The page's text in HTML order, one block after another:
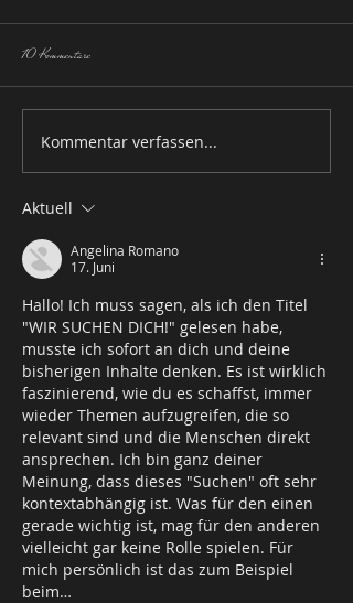
10 Kommentare
Kommentar verfassen...
Aktuell
Angelina Romano
17. Juni
Hallo! Ich muss sagen, als ich den Titel
"WIR SUCHEN DICH!" gelesen habe,
musste ich sofort an dich und deine
bisherigen Inhalte denken. Es ist wirklich
faszinierend, wie du es schaffst, immer
wieder Themen aufzugreifen, die so
relevant sind und die Menschen direkt
ansprechen. Ich bin ganz deiner
Meinung, dass dieses "Suchen" oft sehr
kontextabhängig ist. Was für den einen
gerade wichtig ist, mag für den anderen
vielleicht gar keine Rolle spielen. Für
mich persönlich ist das zum Beispiel
beim…